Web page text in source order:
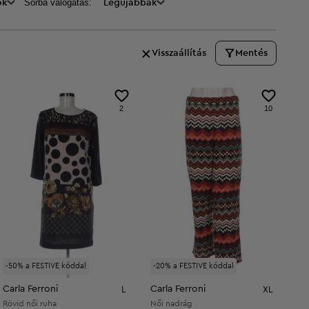
Sorba válogatás: Legújabbak
Visszaállítás Mentés
-50% a FESTIVE kóddal
2
Carla Ferroni
Rövid női ruha
-20% a FESTIVE kóddal
10
Carla Ferroni XL
Női nadrág